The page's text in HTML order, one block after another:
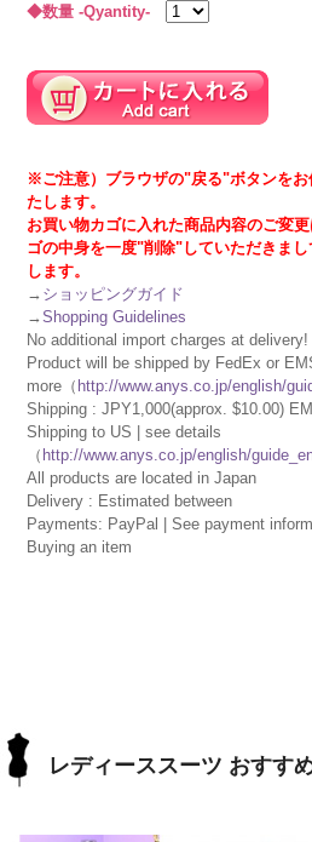
◆数量 -Qyantity-
※ご注意）ブラウザの"戻る"ボタンを
たします。
お買い物カゴに入れた商品内容のご変
ゴの中身を一度"削除"していただきま
します。
→ ショッピングガイド
→Shopping Guidelines
No additional import charges at delivery!
Product will be shipped by FedEx or
more（ http://www.anys.co.jp/english/
Shipping : JPY1,000(approx. $10.00)
Shipping to US | see details
（ http://www.anys.co.jp/english/
All products are located in Japan
Delivery : Estimated between
Payments: PayPal | See payment
Buying an item
レディーススーツ おすす